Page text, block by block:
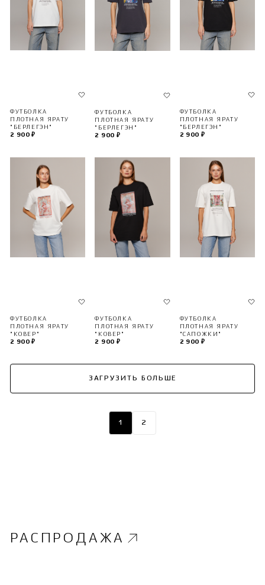
ФУТБОЛКА
ПЛОТНАЯ ЯРАТУ
"БЕРЛЕГЭН"
2 900 ₽
ФУТБОЛКА
ПЛОТНАЯ ЯРАТУ
"БЕРЛЕГЭН"
2 900 ₽
ФУТБОЛКА
ПЛОТНАЯ ЯРАТУ
"БЕРЛЕГЭН"
2 900 ₽
ФУТБОЛКА
ПЛОТНАЯ ЯРАТУ
"КОВЕР"
2 900 ₽
ФУТБОЛКА
ПЛОТНАЯ ЯРАТУ
"КОВЕР"
2 900 ₽
ФУТБОЛКА
ПЛОТНАЯ ЯРАТУ
"САПОЖКИ"
2 900 ₽
ЗАГРУЗИТЬ БОЛЬШЕ
1 2
РАСПРОДАЖА